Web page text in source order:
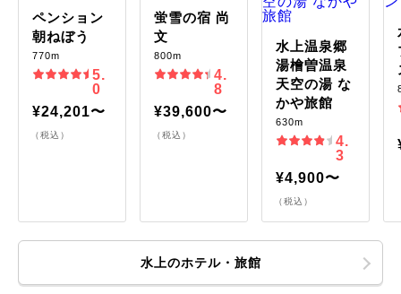
ペンション
朝ねぼう
770m
5.
0
¥24,201〜
（税込）
蛍雪の宿 尚
文
800m
4.
8
¥39,600〜
（税込）
水上温泉郷
湯檜曽温泉
天空の湯 な
かや旅館
630m
4.
3
¥4,900〜
（税込）
水上のホテル・旅館